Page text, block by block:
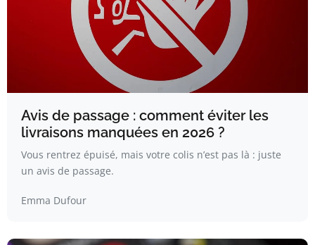
Avis de passage : comment éviter les
livraisons manquées en 2026 ?
Vous rentrez épuisé, mais votre colis n’est pas là : juste
un avis de passage.
Emma Dufour